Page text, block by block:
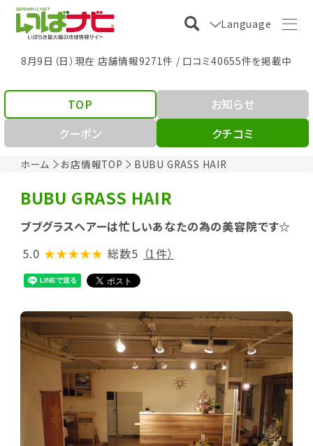
Language
8月9日（日）現在 店舗情報9271件 / 口コミ40655件を掲載中
ホーム お店情報TOP BUBU GRASS HAIR
TOP
お知らせ
クーポン
クチコミ
BUBU GRASS HAIR
ブブグラスヘアーは忙しいあなたの為の美容院です☆
5.0 ★★★★★ 総数5 （1件）